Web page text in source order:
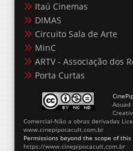
Itaú Cinemas
DIMAS
Circuito Sala de Arte
MinC
ARTV - Associação dos
Porta Curtas
Aouad
Comercial-Não a obras derivadas
www.cinepipocacult.com.br
Permissions beyond the scope of
https://www.cinepipocacult.com.br